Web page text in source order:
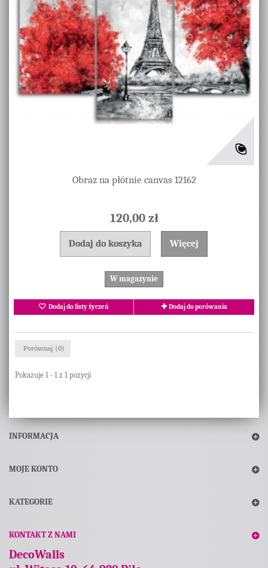
Obraz na płótnie canvas 12162
120,00 zł
Dodaj do koszyka Więcej
W magazynie
Dodaj do listy życzeń Dodaj do porówania
Porównaj (0)
Pokazuje 1 - 1 z 1 pozycji
INFORMACJA
MOJE KONTO
KATEGORIE
KONTAKT Z NAMI
DecoWalls